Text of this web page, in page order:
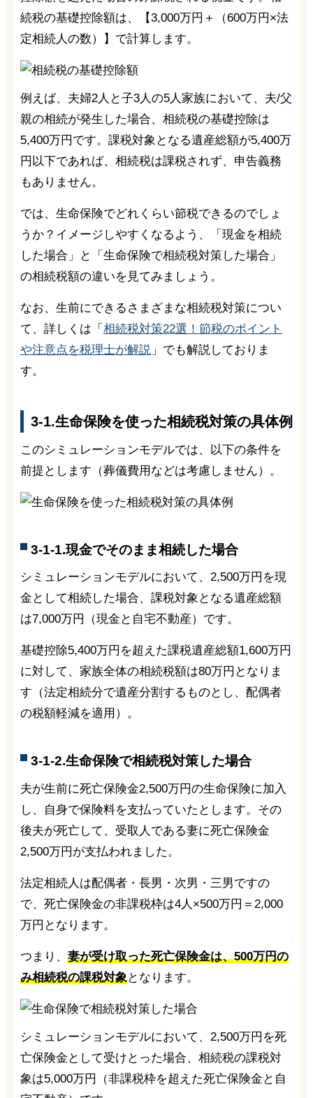
続税の基礎控除額は、【3,000万円＋（600万円×法
定相続人の数）】で計算します。
例えば、夫婦2人と子3人の5人家族において、夫/父
親の相続が発生した場合、相続税の基礎控除は
5,400万円です。課税対象となる遺産総額が5,400万
円以下であれば、相続税は課税されず、申告義務
もありません。
では、生命保険でどれくらい節税できるのでしょ
うか？イメージしやすくなるよう、「現金を相続
した場合」と「生命保険で相続税対策した場合」
の相続税額の違いを見てみましょう。
なお、生前にできるさまざまな相続税対策につい
て、詳しくは「 相続税対策22選！節税のポイント
や注意点を税理士が解説」でも解説しておりま
す。
3-1.生命保険を使った相続税対策の具体例
このシミュレーションモデルでは、以下の条件を
前提とします（葬儀費用などは考慮しません）。
3-1-1.現金でそのまま相続した場合
シミュレーションモデルにおいて、2,500万円を現
金として相続した場合、課税対象となる遺産総額
は7,000万円（現金と自宅不動産）です。
基礎控除5,400万円を超えた課税遺産総額1,600万円
に対して、家族全体の相続税額は80万円となりま
す（法定相続分で遺産分割するものとし、配偶者
の税額軽減を適用）。
3-1-2.生命保険で相続税対策した場合
夫が生前に死亡保険金2,500万円の生命保険に加入
し、自身で保険料を支払っていたとします。その
後夫が死亡して、受取人である妻に死亡保険金
2,500万円が支払われました。
法定相続人は配偶者・長男・次男・三男ですの
で、死亡保険金の非課税枠は4人×500万円＝2,000
万円となります。
つまり、 妻が受け取った死亡保険金は、500万円の
み相続税の課税対象となります。
シミュレーションモデルにおいて、2,500万円を死
亡保険金として受けとった場合、相続税の課税対
象は5,000万円（非課税枠を超えた死亡保険金と自